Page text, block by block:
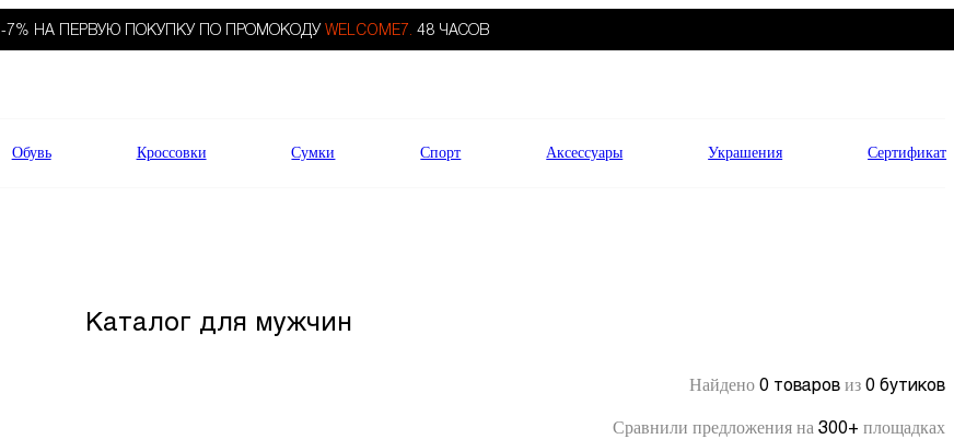
-7% НА ПЕРВУЮ ПОКУПКУ ПО ПРОМОКОДУ WELCOME7. 48 ЧАСОВ
Обувь Кроссовки Сумки Спорт Аксессуары Украшения Сертификат
Каталог для мужчин
Найдено 0 товаров из 0 бутиков
Сравнили предложения на 300+ площадках